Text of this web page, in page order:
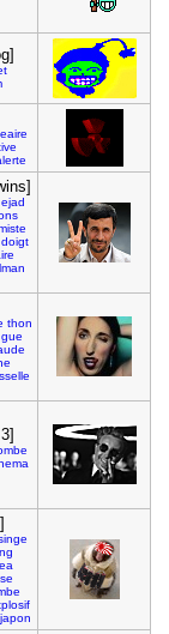
doigt
thon
japon